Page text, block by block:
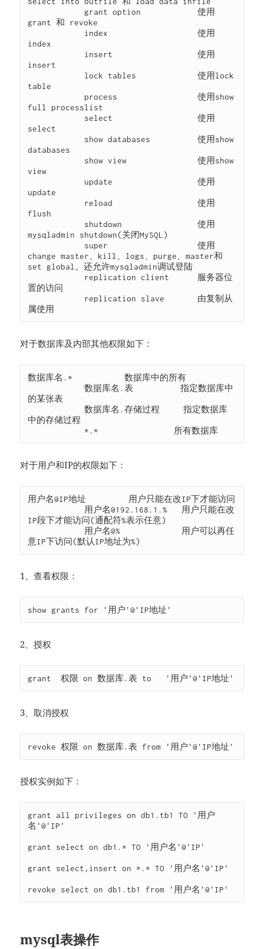
grant 和 revoke
index
insert
table
full processlist
select
databases
view
update
flush
mysqladmin shutdown(关闭MySQL)
change master、kill、logs、purge、master和
set global。还允许mysqladmin调试登陆
置的访问
属使用
对于数据库及内部其他权限如下：
数据库名.*           数据库中的所有
            数据库名.表          指定数据库中
的某张表
            数据库名.存储过程     指定数据库
中的存储过程
            *.*                所有数据库
对于用户和IP的权限如下：
用户名@IP地址         用户只能在改IP下才能访问
IP段下才能访问(通配符%表示任意)
意IP下访问(默认IP地址为%)
1、查看权限：
show grants for '用户'@'IP地址'
2、授权
grant  权限 on 数据库.表 to   '用户'@'IP地址'
3、取消授权
revoke 权限 on 数据库.表 from '用户'@'IP地址'
授权实例如下：
grant all privileges on db1.tb1 TO '用户
名'@'IP'
grant select on db1.* TO '用户名'@'IP'
grant select,insert on *.* TO '用户名'@'IP'
revoke select on db1.tb1 from '用户名'@'IP'
mysql表操作